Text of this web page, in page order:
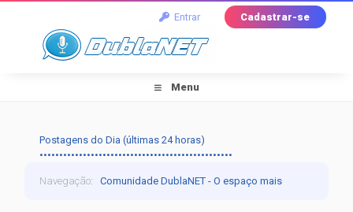
Entrar Cadastrar-se
Menu
Postagens do Dia (últimas 24 horas)
•••••••••••••••••••••••••••••••••••••••••••••••••
Navegação:Comunidade DublaNET - O espaço mais